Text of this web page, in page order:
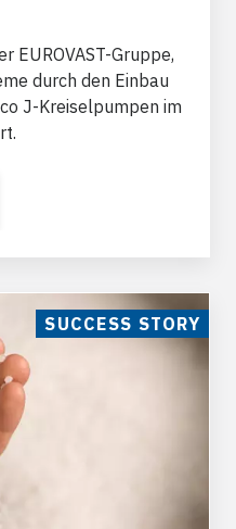
EUROVAST-Gruppe,
durch den Einbau
J-Kreiselpumpen im
SUCCESS STORY